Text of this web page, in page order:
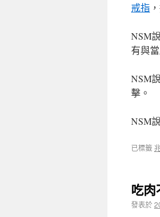
戒指
NSM
有與
NSM
擊。
NSM
已標籤
吃肉
發表於